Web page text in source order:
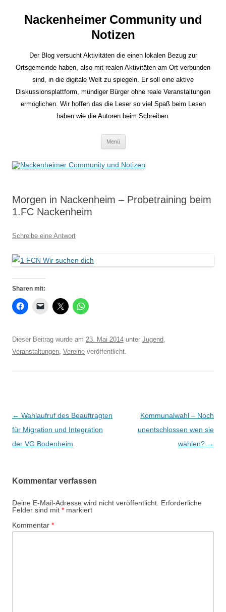
Nackenheimer Community und
Notizen
Der Blog versucht Aktivitäten die einen lokalen Bezug zur
Ortsgemeinde haben, also mit realen Aktivitäten am Ort verbunden
sind, in die digitale Welt zu spiegeln. Er soll eine aktive
Diskussionsplattform, mündiger Bürger ohne reale Veranstaltungen
ermöglichen. Wir hoffen das die Leser so viel Spaß beim Lesen
haben wie die Autoren beim Schreiben.
Menü
Morgen in Nackenheim – Probetraining beim
1.FC Nackenheim
Schreibe eine Antwort
Sharen mit:
Dieser Beitrag wurde am 23. Mai 2014 unter Jugend,
Veranstaltungen, Vereine veröffentlicht.
Beitrags-
Navigation
← Wahlaufruf des Beauftragten
für Migration und Integration
der VG Bodenheim
Kommunalwahl – Noch
unentschlossen wen sie
wählen? →
Kommentar verfassen
Deine E-Mail-Adresse wird nicht veröffentlicht. Erforderliche
Felder sind mit * markiert
Kommentar *